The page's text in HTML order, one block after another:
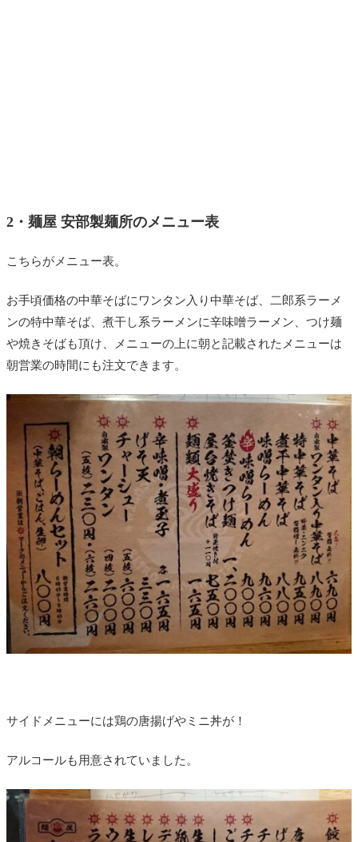
2・麺屋 安部製麺所のメニュー表
こちらがメニュー表。
お手頃価格の中華そばにワンタン入り中華そば、二郎系ラーメ
ンの特中華そば、煮干し系ラーメンに辛味噌ラーメン、つけ麺
や焼きそばも頂け、メニューの上に朝と記載されたメニューは
朝営業の時間にも注文できます。
サイドメニューには鶏の唐揚げやミニ丼が！
アルコールも用意されていました。